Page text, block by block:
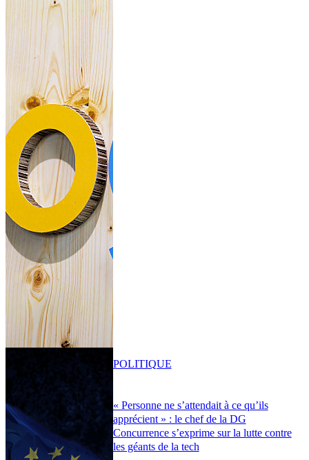
« Personne ne s’attendait à ce qu’ils
apprécient » : le chef de la DG
Concurrence s’exprime sur la lutte contre
les géants de la tech
POLITIQUE